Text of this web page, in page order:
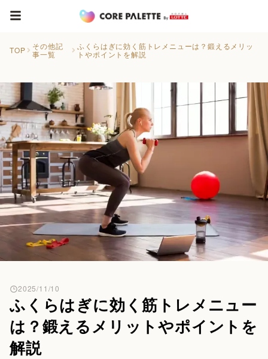
TOP
その他記
事一覧
ふくらはぎに効く筋トレメニューは？鍛えるメリッ
トやポイントを解説
ふくらはぎに効く筋トレメニュー
は？鍛えるメリットやポイントを
解説
2025/11/10